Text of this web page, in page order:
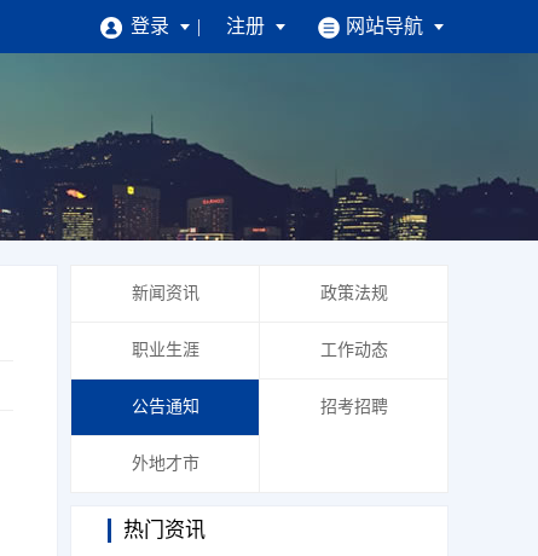
登录 注册 网站导航
求职找工作
注册简历 找工作 | 掌上求职
企业招人才
企业注册 掌上招聘
新闻资讯 政策法规
职业生涯 工作动态
公告通知 招考招聘
外地才市
热门资讯